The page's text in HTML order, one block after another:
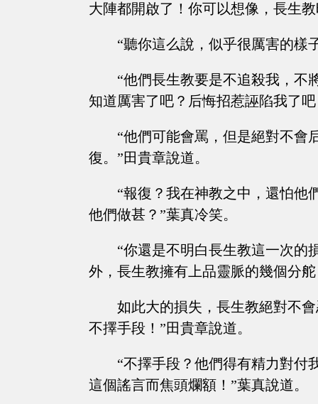
大陣都開啟了！你可以想像，長生
“聽你這么說，似乎很厲害的樣
“他們長生教要是不追殺我，不
知道厲害了吧？后悔招惹誣陷我了
“他們可能會罵，但是絕對不會
復。”田貴章說道。
“報復？我在神教之中，還怕他
他們做甚？”葉真冷笑。
“你還是不明白長生教這一次的
外，長生教擁有上品靈脈的幾個分
如此大的損失，長生教絕對不
不擇手段！”田貴章說道。
“不擇手段？他們得有精力對付
這個謠言而焦頭爛額！”葉真說道。